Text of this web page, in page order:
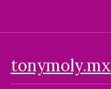
tonymoly.mx